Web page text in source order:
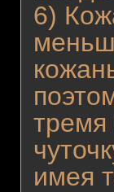
6)
тремя
имея